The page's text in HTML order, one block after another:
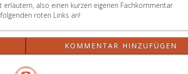
erläutern, also einen kurzen eigenen Fachkommentar
roten Links an!
KOMMENTAR HINZUFÜGEN